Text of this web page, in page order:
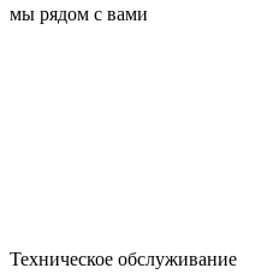
мы рядом с вами
Техническое обслуживание